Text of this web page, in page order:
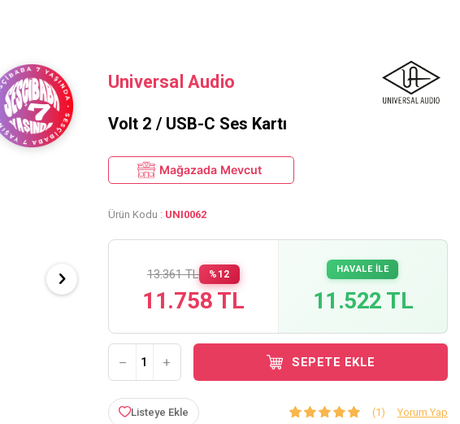
Universal Audio
Volt 2 / USB-C Ses Kartı
Mağazada Mevcut
Ürün Kodu : UNI0062
13.361 TL %12
11.758 TL
HAVALE İLE
11.522 TL
SEPETE EKLE
Listeye Ekle (1) Yorum Yap